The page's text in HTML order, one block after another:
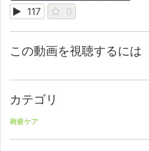
117 0
この動画を視聴するには
カテゴリ
褥瘡ケア